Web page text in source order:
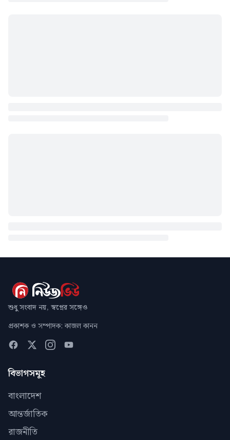
শুধু সংবাদ নয়, স্বপ্নের সঙ্গেও
প্রকাশক ও সম্পাদক: কাজল কানন
বিভাগসমূহ
বাংলাদেশ
আন্তর্জাতিক
রাজনীতি